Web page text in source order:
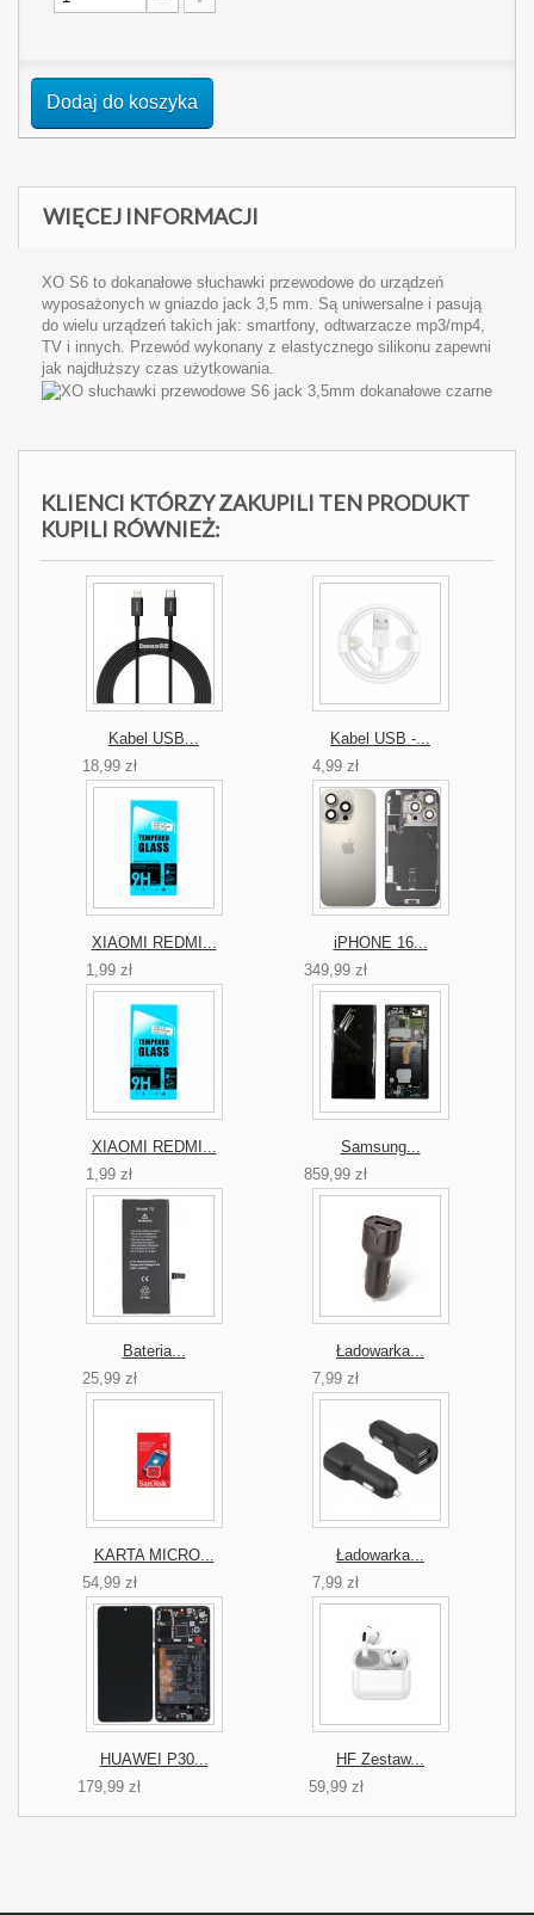
Dodaj do koszyka
WIĘCEJ INFORMACJI
XO S6 to dokanałowe słuchawki przewodowe do urządzeń
wyposażonych w gniazdo jack 3,5 mm. Są uniwersalne i pasują
do wielu urządzeń takich jak: smartfony, odtwarzacze mp3/mp4,
TV i innych. Przewód wykonany z elastycznego silikonu zapewni
jak najdłuższy czas użytkowania.
KLIENCI KTÓRZY ZAKUPILI TEN PRODUKT
KUPILI RÓWNIEŻ:
Kabel USB...
18,99 zł
Kabel USB -...
4,99 zł
XIAOMI REDMI...
1,99 zł
iPHONE 16...
349,99 zł
XIAOMI REDMI...
1,99 zł
Samsung...
859,99 zł
Bateria...
25,99 zł
Ładowarka...
7,99 zł
KARTA MICRO...
54,99 zł
Ładowarka...
7,99 zł
HUAWEI P30...
179,99 zł
HF Zestaw...
59,99 zł